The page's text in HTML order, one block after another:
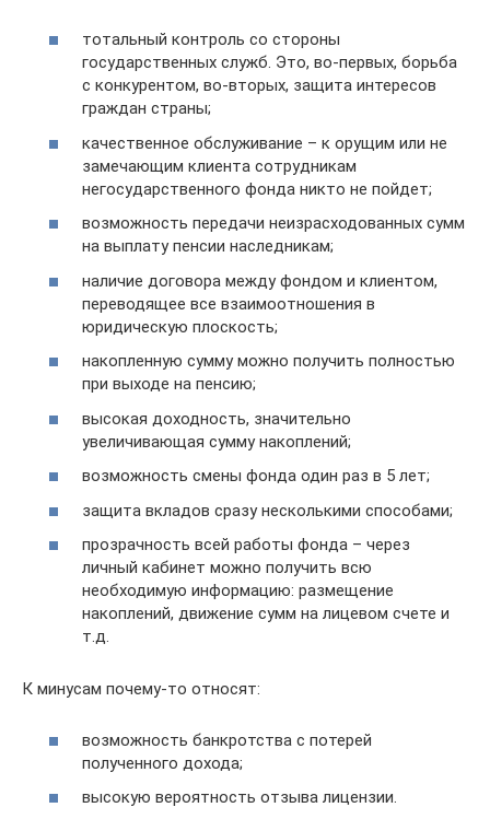
тотальный контроль со стороны
государственных служб. Это, во-первых, борьба
с конкурентом, во-вторых, защита интересов
граждан страны;
качественное обслуживание – к орущим или не
замечающим клиента сотрудникам
негосударственного фонда никто не пойдет;
возможность передачи неизрасходованных сумм
на выплату пенсии наследникам;
наличие договора между фондом и клиентом,
переводящее все взаимоотношения в
юридическую плоскость;
накопленную сумму можно получить полностью
при выходе на пенсию;
высокая доходность, значительно
увеличивающая сумму накоплений;
возможность смены фонда один раз в 5 лет;
защита вкладов сразу несколькими способами;
прозрачность всей работы фонда – через
личный кабинет можно получить всю
необходимую информацию: размещение
накоплений, движение сумм на лицевом счете и
т.д.
К минусам почему-то относят:
возможность банкротства с потерей
полученного дохода;
высокую вероятность отзыва лицензии.